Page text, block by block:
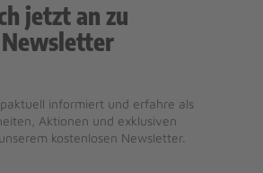
jetzt an zu
informiert und erfahre als
Aktionen und exklusiven
kostenlosen Newsletter.